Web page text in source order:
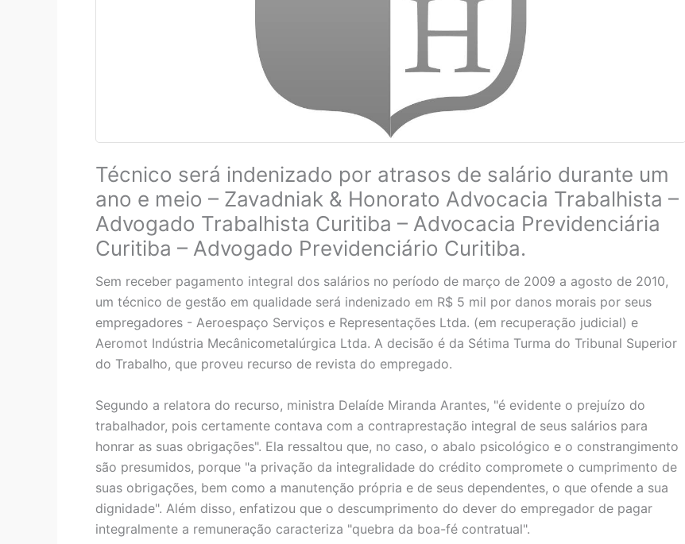
Técnico será indenizado por atrasos de salário durante um
ano e meio – Zavadniak & Honorato Advocacia Trabalhista –
Advogado Trabalhista Curitiba – Advocacia Previdenciária
Curitiba – Advogado Previdenciário Curitiba.
Sem receber pagamento integral dos salários no período de março de 2009 a agosto de 2010,
um técnico de gestão em qualidade será indenizado em R$ 5 mil por danos morais por seus
empregadores - Aeroespaço Serviços e Representações Ltda. (em recuperação judicial) e
Aeromot Indústria Mecânicometalúrgica Ltda. A decisão é da Sétima Turma do Tribunal Superior
do Trabalho, que proveu recurso de revista do empregado.
Segundo a relatora do recurso, ministra Delaíde Miranda Arantes, "é evidente o prejuízo do
trabalhador, pois certamente contava com a contraprestação integral de seus salários para
honrar as suas obrigações". Ela ressaltou que, no caso, o abalo psicológico e o constrangimento
são presumidos, porque "a privação da integralidade do crédito compromete o cumprimento de
suas obrigações, bem como a manutenção própria e de seus dependentes, o que ofende a sua
dignidade". Além disso, enfatizou que o descumprimento do dever do empregador de pagar
integralmente a remuneração caracteriza "quebra da boa-fé contratual".